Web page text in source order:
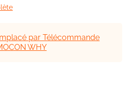
par Télécommande
WHY